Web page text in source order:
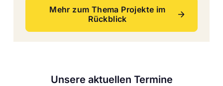
Mehr zum Thema Projekte im
Rückblick
Unsere aktuellen Termine